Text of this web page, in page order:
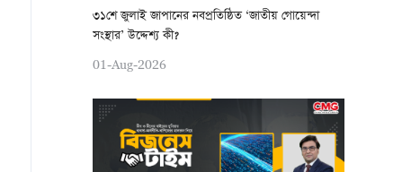
৩১শে জুলাই জাপানের নবপ্রতিষ্ঠিত ‘জাতীয় গোয়েন্দা
সংস্থার’ উদ্দেশ্য কী?
01-Aug-2026